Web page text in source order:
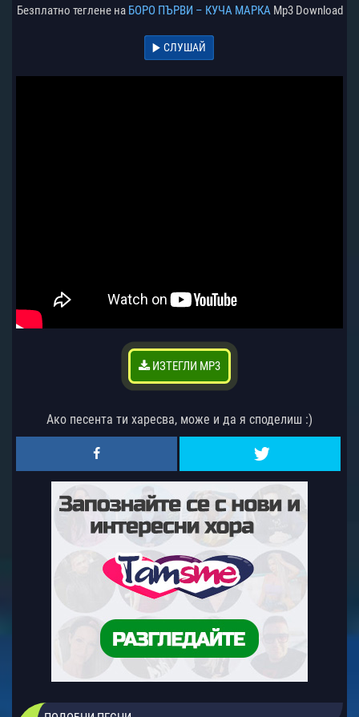
Безплатно теглене на БОРО ПЪРВИ – КУЧА МАРКАMp3 Download
СЛУШАЙ
ИЗТЕГЛИ MP3
Ако песента ти харесва, може и да я споделиш :)